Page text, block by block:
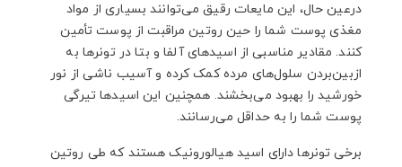
درعین حال، این مایعات رقیق می‌توانند بسیاری از مواد
مغذی پوست شما را حین روتین مراقبت از پوست تأمین
کنند. مقادیر مناسبی از اسیدهای آلفا و بتا در تونرها به
ازبین‌بردن سلول‌های مرده کمک کرده و آسیب ناشی از نور
خورشید را بهبود می‌بخشند. همچنین این اسیدها تیرگی
پوست شما را به حداقل می‌رسانند.
برخی تونرها دارای اسید هیالورونیک هستند که طی روتین